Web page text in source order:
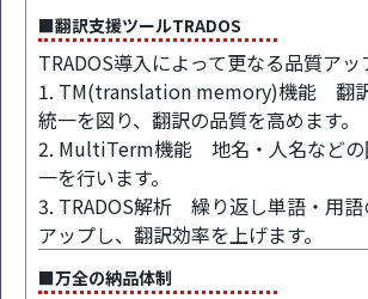
■翻訳支援ツールTRADOS
TRADOS導入によって更なる品質アッ
1. TM(translation memory)機能 翻
統一を図り、翻訳の品質を高めます。
2. MultiTerm機能 地名・人名などの
一を行います。
3. TRADOS解析 繰り返し単語・用語
アップし、翻訳効率を上げます。
■万全の納品体制